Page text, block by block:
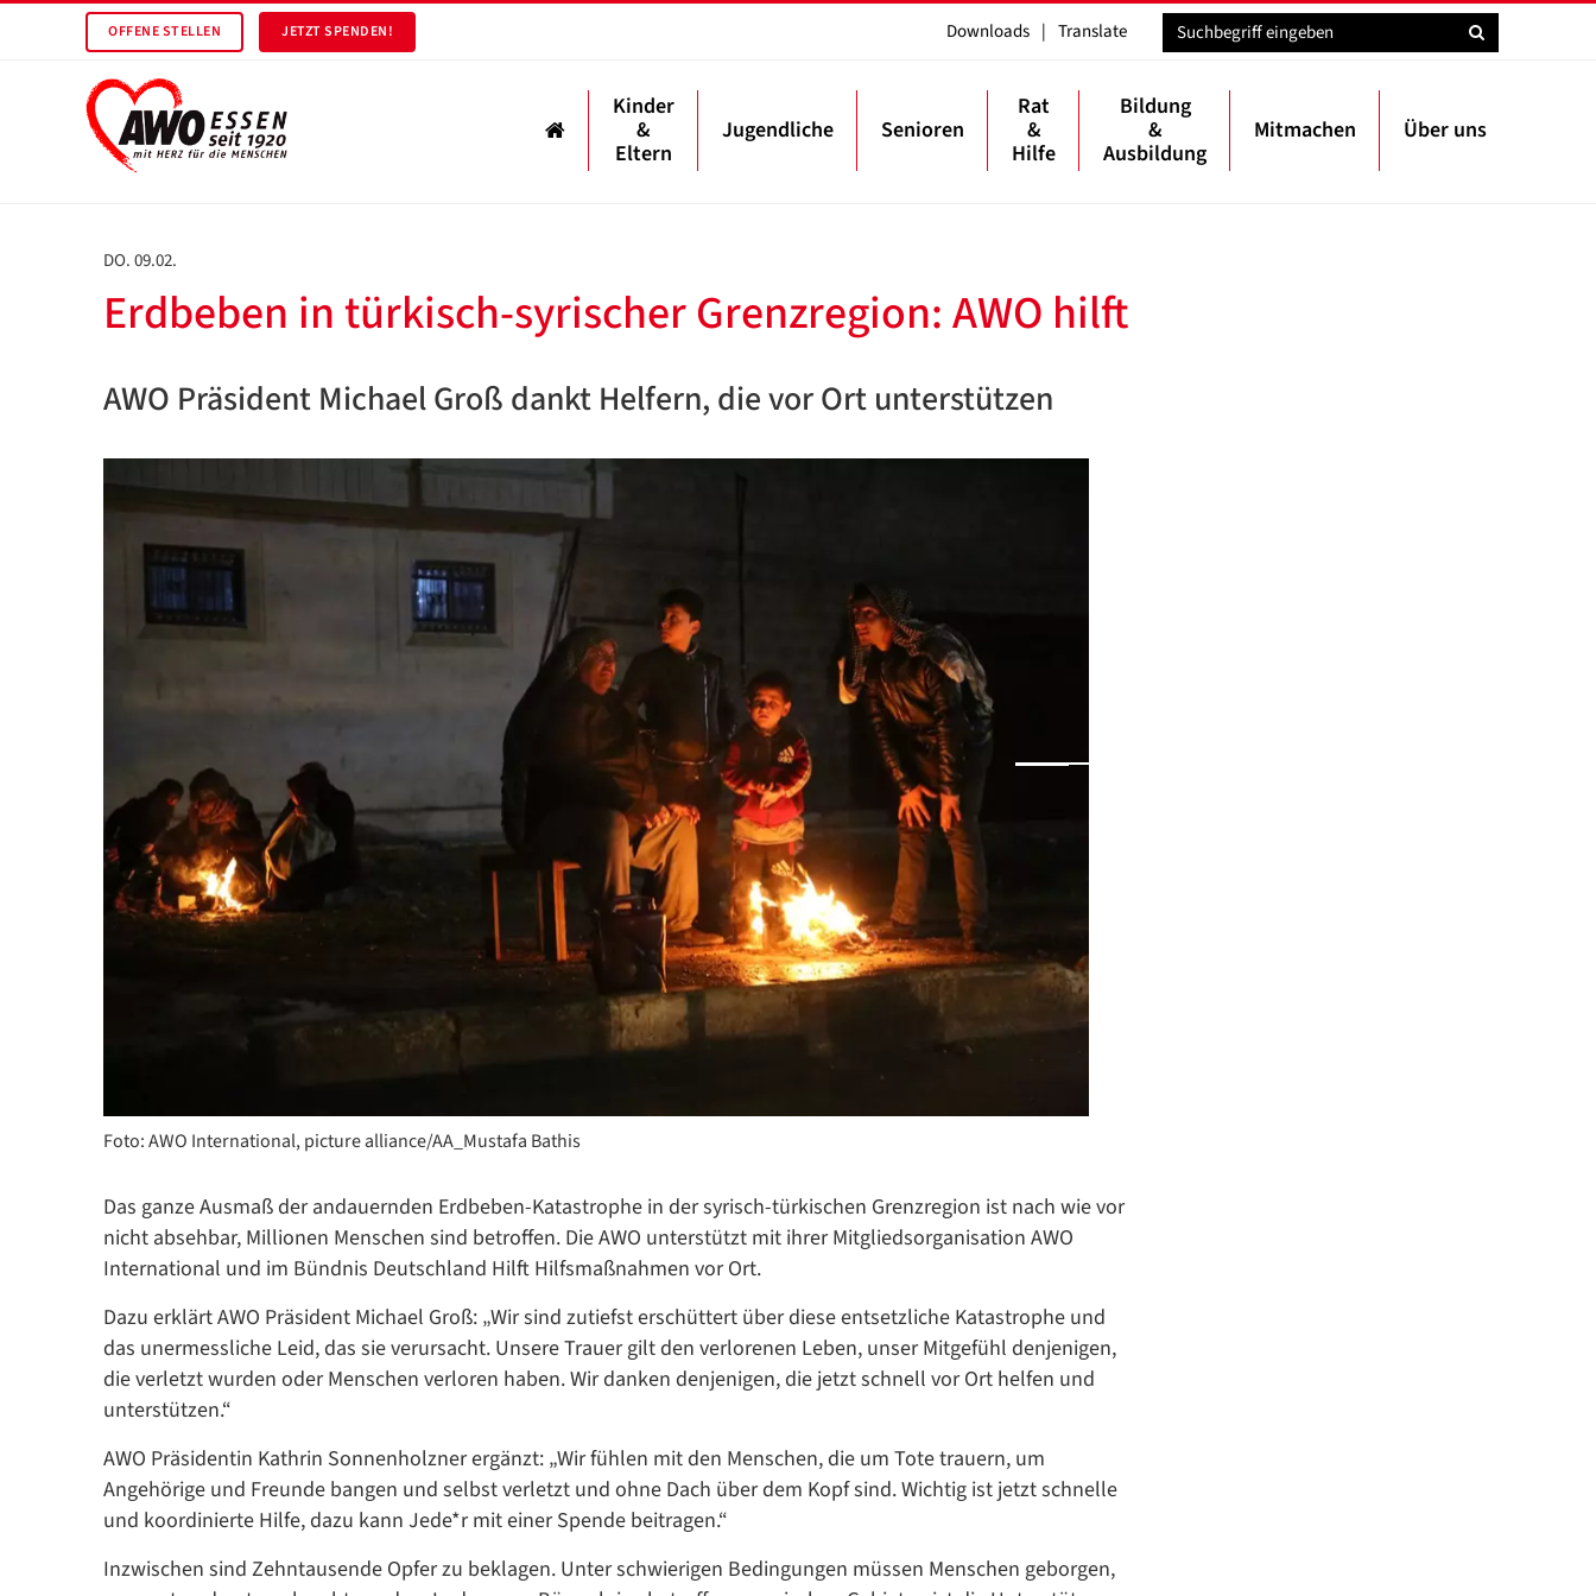
OFFENE STELLEN JETZT SPENDEN! Downloads | Translate
Kinder
&
Eltern
Jugendliche Senioren
Rat
&
Hilfe
Bildung
&
Ausbildung
Mitmachen Über uns
DO. 09.02.
Erdbeben in türkisch-syrischer Grenzregion: AWO hilft
AWO Präsident Michael Groß dankt Helfern, die vor Ort unterstützen
Foto: AWO International, picture alliance/AA_Mustafa Bathis
Das ganze Ausmaß der andauernden Erdbeben-Katastrophe in der syrisch-türkischen Grenzregion ist nach wie vor
nicht absehbar, Millionen Menschen sind betroffen. Die AWO unterstützt mit ihrer Mitgliedsorganisation AWO
International und im Bündnis Deutschland Hilft Hilfsmaßnahmen vor Ort.
Dazu erklärt AWO Präsident Michael Groß: „Wir sind zutiefst erschüttert über diese entsetzliche Katastrophe und
das unermessliche Leid, das sie verursacht. Unsere Trauer gilt den verlorenen Leben, unser Mitgefühl denjenigen,
die verletzt wurden oder Menschen verloren haben. Wir danken denjenigen, die jetzt schnell vor Ort helfen und
unterstützen.“
AWO Präsidentin Kathrin Sonnenholzner ergänzt: „Wir fühlen mit den Menschen, die um Tote trauern, um
Angehörige und Freunde bangen und selbst verletzt und ohne Dach über dem Kopf sind. Wichtig ist jetzt schnelle
und koordinierte Hilfe, dazu kann Jede*r mit einer Spende beitragen.“
Inzwischen sind Zehntausende Opfer zu beklagen. Unter schwierigen Bedingungen müssen Menschen geborgen,
Datenschutzerklärung
Datenschutzerklärung
Übersetzen